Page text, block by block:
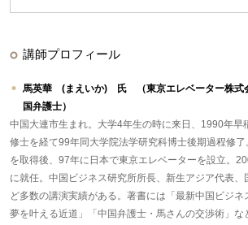
講師プロフィール
馬英華 (まえいか) 氏 （東京エレベーター株式
国弁護士）
中国大連市生まれ。大学4年生の時に来日、1990年早
修士を経て99年同大学院法学研究科博士後期過程修
を取得後、97年に日本で東京エレベーターを設立。
に就任。中国ビジネス研究所所長、新生アジア代表、
ど多数の講演実績がある。著書には「最新中国ビジ
夢を叶える近道」「中国弁護士・馬さんの交渉術」な